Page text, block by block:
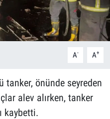
A- A+
tanker, önünde seyreden
alev alırken, tanker
kaybetti.